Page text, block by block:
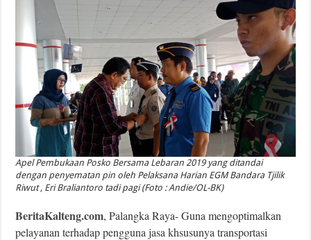
Apel Pembukaan Posko Bersama Lebaran 2019 yang ditandai
dengan penyematan pin oleh Pelaksana Harian EGM Bandara Tjilik
Riwut , Eri Braliantoro tadi pagi (Foto : Andie/OL-BK)
BeritaKalteng.com, Palangka Raya- Guna mengoptimalkan
pelayanan terhadap pengguna jasa khsusunya transportasi